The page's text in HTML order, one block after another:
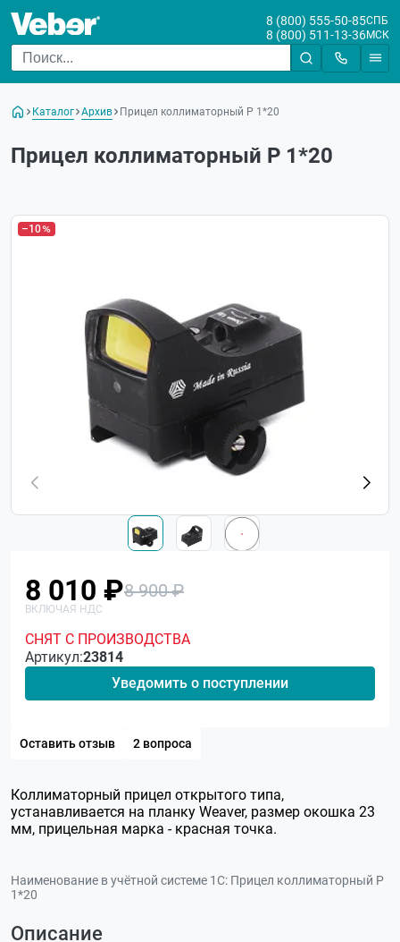
8 (800) 555-50-85СПБ
8 (800) 511-13-36МСК
Каталог Архив Прицел коллиматорный Р 1*20
Прицел коллиматорный Р 1*20
–10
8 010 ₽8 900 ₽
СНЯТ С ПРОИЗВОДСТВА
Артикул:23814
Уведомить о поступлении
Оставить отзыв 2 вопроса
Коллиматорный прицел открытого типа,
устанавливается на планку Weaver, размер окошка 23
мм, прицельная марка - красная точка.
Наименование в учётной системе 1С: Прицел коллиматорный Р
1*20
Описание